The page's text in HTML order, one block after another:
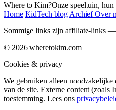
Where to Kim?Onze speeltuin, hun
Home KidTech blog ArchiefOver
Sommige links zijn affiliate-links —
© 2026 wheretokim.com
Cookies & privacy
We gebruiken alleen noodzakelijke
van de site. Externe content (zoals
toestemming. Lees ons